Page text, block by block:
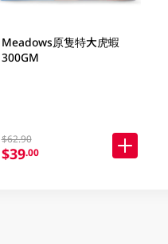
Meadows原隻特大虎蝦
300GM
$62.90
$39.00